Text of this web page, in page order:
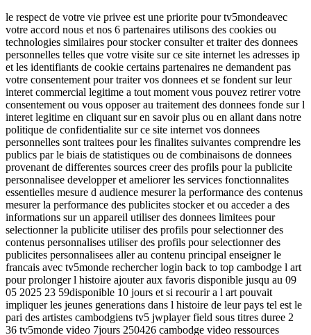
le respect de votre vie privee est une priorite pour tv5mondeavec
votre accord nous et nos 6 partenaires utilisons des cookies ou
technologies similaires pour stocker consulter et traiter des donnees
personnelles telles que votre visite sur ce site internet les adresses ip
et les identifiants de cookie certains partenaires ne demandent pas
votre consentement pour traiter vos donnees et se fondent sur leur
interet commercial legitime a tout moment vous pouvez retirer votre
consentement ou vous opposer au traitement des donnees fonde sur l
interet legitime en cliquant sur en savoir plus ou en allant dans notre
politique de confidentialite sur ce site internet vos donnees
personnelles sont traitees pour les finalites suivantes comprendre les
publics par le biais de statistiques ou de combinaisons de donnees
provenant de differentes sources creer des profils pour la publicite
personnalisee developper et ameliorer les services fonctionnalites
essentielles mesure d audience mesurer la performance des contenus
mesurer la performance des publicites stocker et ou acceder a des
informations sur un appareil utiliser des donnees limitees pour
selectionner la publicite utiliser des profils pour selectionner des
contenus personnalises utiliser des profils pour selectionner des
publicites personnalisees aller au contenu principal enseigner le
francais avec tv5monde rechercher login back to top cambodge l art
pour prolonger l histoire ajouter aux favoris disponible jusqu au 09
05 2025 23 59disponible 10 jours et si recourir a l art pouvait
impliquer les jeunes generations dans l histoire de leur pays tel est le
pari des artistes cambodgiens tv5 jwplayer field sous titres duree 2
36 tv5monde video 7jours 250426 cambodge video ressources